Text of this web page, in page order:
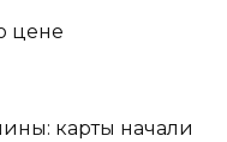
цене
карты начали